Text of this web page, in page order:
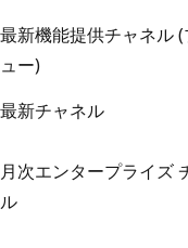
最新機能提供チャネル
ュー)
最新チャネル
月次エンタープライズ
ル